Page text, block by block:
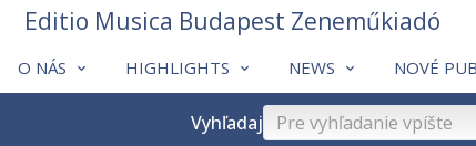
O NÁS HIGHLIGHTS NEWS NOVÉ
Editio Musica Budapest Zeneműkiadó
Vyhľadaj